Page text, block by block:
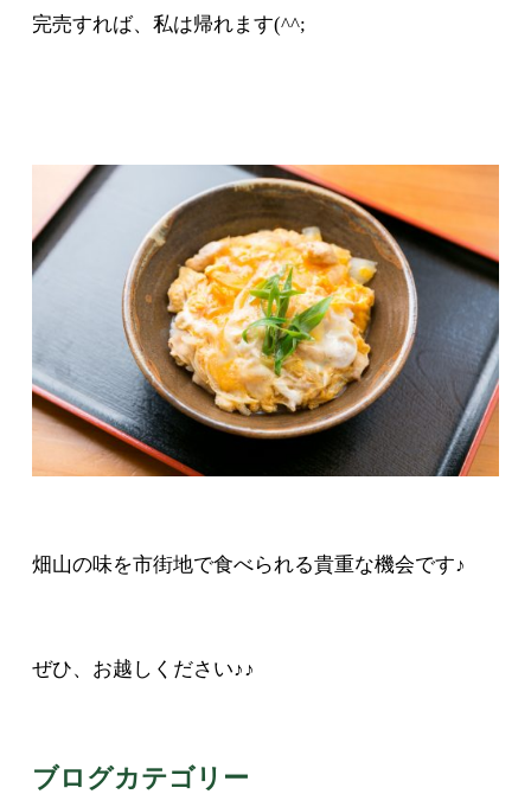
完売すれば、私は帰れます(^^;
畑山の味を市街地で食べられる貴重な機会です♪
ぜひ、お越しください♪♪
ブログカテゴリー